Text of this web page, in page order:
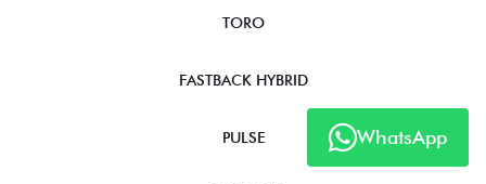
WhatsApp
TORO
FASTBACK HYBRID
PULSE